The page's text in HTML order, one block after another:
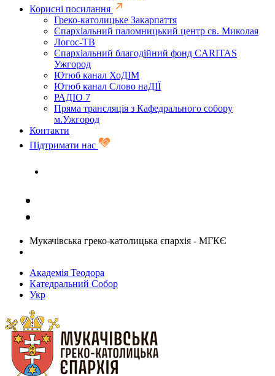
Корисні посилання
Греко-католицьке Закарпаття
Єпархіальний паломницький центр св. Миколая
Логос-ТВ
Єпархіальний благодійний фонд CARITAS
Ужгород
Ютюб канал ХоДІМ
Ютюб канал Слово наДІЇ
РАДІО 7
Пряма трансляція з Кафедрального собору
м.Ужгород
Контакти
Підтримати нас
Мукачівська греко-католицька єпархія - МГКЄ
Академія Теодора
Катедральний Собор
Укр